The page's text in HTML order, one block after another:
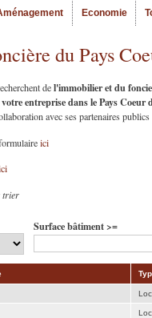
Economie
du Pays
del'immobilier et du
entreprise dans le Pays
avec ses partenaires
ici
trier
Surface bâtiment >=